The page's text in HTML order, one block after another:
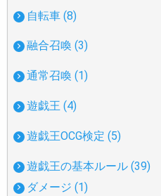
自転車 (8)
融合召喚 (3)
通常召喚 (1)
遊戯王 (4)
遊戯王OCG検定 (5)
遊戯王の基本ルール (39)
ダメージ (1)